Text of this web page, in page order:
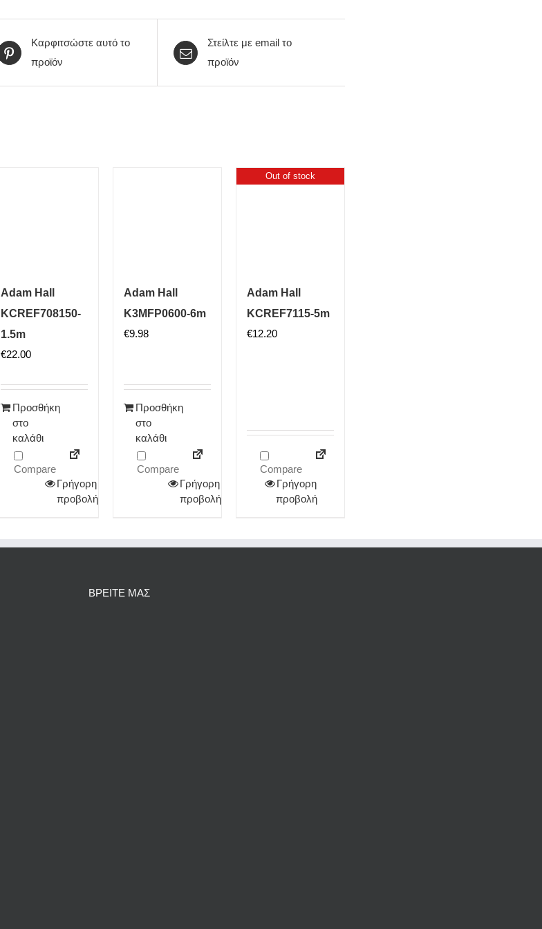
Καρφιτσώστε αυτό το
προϊόν
Στείλτε με email το
προϊόν
Adam Hall
KCREF708150-
1.5m
€22.00
Προσθήκη
στο
καλάθι
Compare
Γρήγορη
προβολή
Adam Hall
K3MFP0600-6m
€9.98
Προσθήκη
στο
καλάθι
Compare
Γρήγορη
προβολή
Out of stock
Adam Hall
KCREF7115-5m
€12.20
Compare
Γρήγορη
προβολή
ΒΡΕΙΤΕ ΜΑΣ